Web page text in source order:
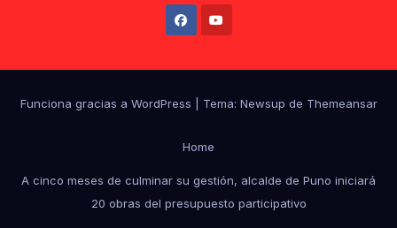
Funciona gracias a WordPress Tema: Newsup de Themeansar
Home
A cinco meses de culminar su gestión, alcalde de Puno iniciará
20 obras del presupuesto participativo